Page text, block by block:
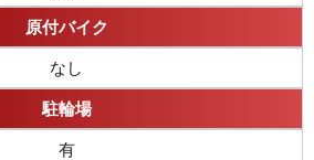
原付バイク
なし
駐輪場
有